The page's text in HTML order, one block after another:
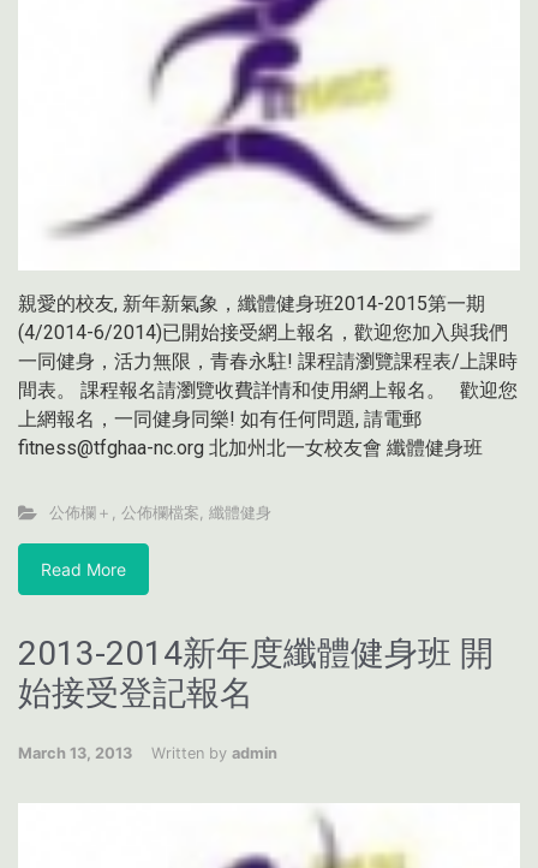
親愛的校友, 新年新氣象，纖體健身班2014-2015第一期
(4/2014-6/2014)已開始接受網上報名，歡迎您加入與我們
一同健身，活力無限，青春永駐! 課程請瀏覽課程表/上課時
間表。 課程報名請瀏覽收費詳情和使用網上報名。 歡迎您
上網報名，一同健身同樂! 如有任何問題, 請電郵
fitness@tfghaa-nc.org 北加州北一女校友會 纖體健身班
公佈欄＋ 公佈欄檔案 纖體健身
Read More
2013-2014新年度纖體健身班 開
始接受登記報名
March 13, 2013 Written by admin